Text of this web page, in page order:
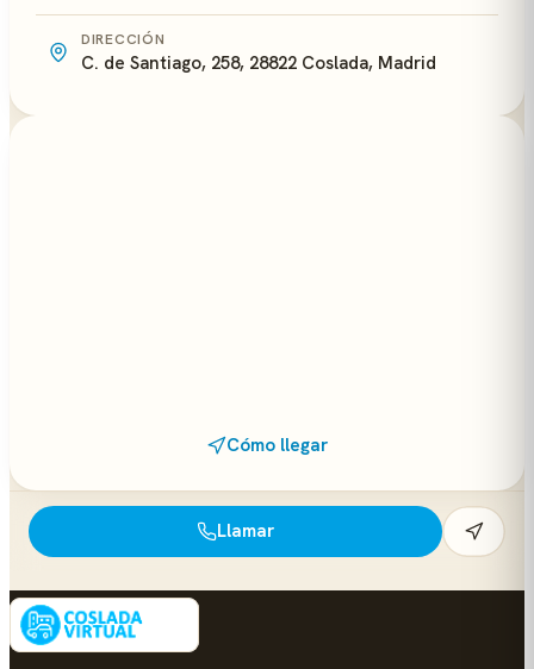
DIRECCIÓN
C. de Santiago, 258, 28822 Coslada, Madrid
Cómo llegar
Llamar